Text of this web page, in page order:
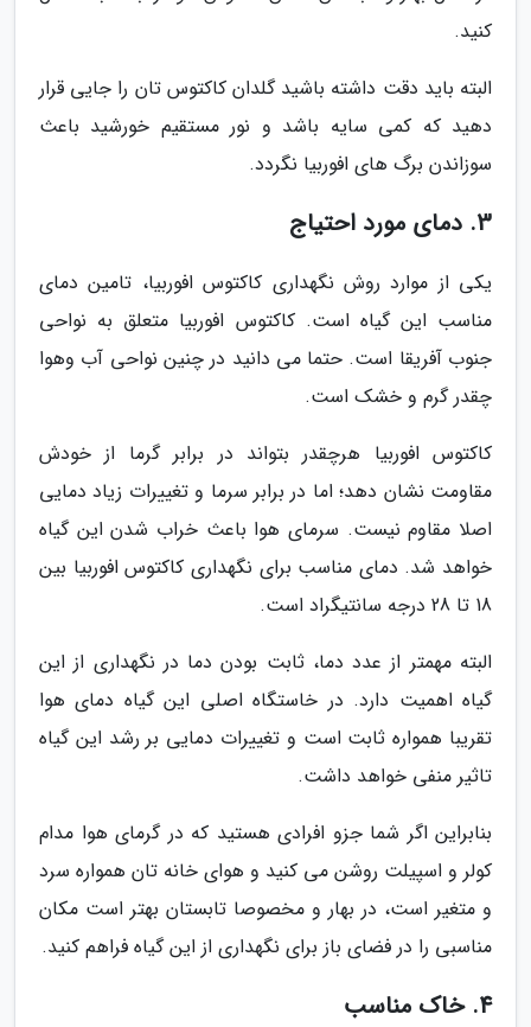
کنید.
البته باید دقت داشته باشید گلدان کاکتوس تان را جایی قرار
دهید که کمی سایه باشد و نور مستقیم خورشید باعث
سوزاندن برگ های افوربیا نگردد.
3. دمای مورد احتیاج
یکی از موارد روش نگهداری کاکتوس افوربیا، تامین دمای
مناسب این گیاه است. کاکتوس افوربیا متعلق به نواحی
جنوب آفریقا است. حتما می دانید در چنین نواحی آب وهوا
چقدر گرم و خشک است.
کاکتوس افوربیا هرچقدر بتواند در برابر گرما از خودش
مقاومت نشان دهد؛ اما در برابر سرما و تغییرات زیاد دمایی
اصلا مقاوم نیست. سرمای هوا باعث خراب شدن این گیاه
خواهد شد. دمای مناسب برای نگهداری کاکتوس افوربیا بین
18 تا 28 درجه سانتیگراد است.
البته مهمتر از عدد دما، ثابت بودن دما در نگهداری از این
گیاه اهمیت دارد. در خاستگاه اصلی این گیاه دمای هوا
تقریبا همواره ثابت است و تغییرات دمایی بر رشد این گیاه
تاثیر منفی خواهد داشت.
بنابراین اگر شما جزو افرادی هستید که در گرمای هوا مدام
کولر و اسپیلت روشن می کنید و هوای خانه تان همواره سرد
و متغیر است، در بهار و مخصوصا تابستان بهتر است مکان
مناسبی را در فضای باز برای نگهداری از این گیاه فراهم کنید.
4. خاک مناسب